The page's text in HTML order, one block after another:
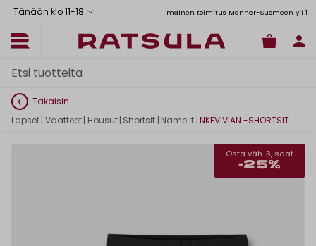
Tänään klo 11-18
Toimituskulut alk. 6,90€Ilmainen toimitus Manner-Suomeen yli 120
Takaisin
Lapset| Vaatteet| Housut | Shortsit | Name It |NKFVIVIAN -SHORTSIT
Osta väh. 3, saat
-25%